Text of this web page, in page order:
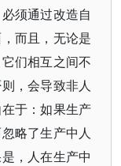
须通过改造自
而且，无论是
们相互之间不
，会导致非人
于：如果生产
略了生产中人
，人在生产中